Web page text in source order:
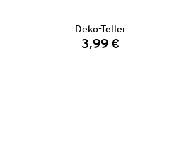
Deko-Teller
Preis:
3,99 €